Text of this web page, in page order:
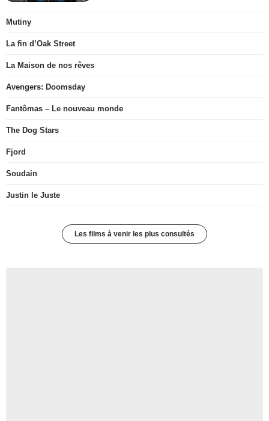
Mutiny
La fin d’Oak Street
La Maison de nos rêves
Avengers: Doomsday
Fantômas – Le nouveau monde
The Dog Stars
Fjord
Soudain
Justin le Juste
Les films à venir les plus consultés